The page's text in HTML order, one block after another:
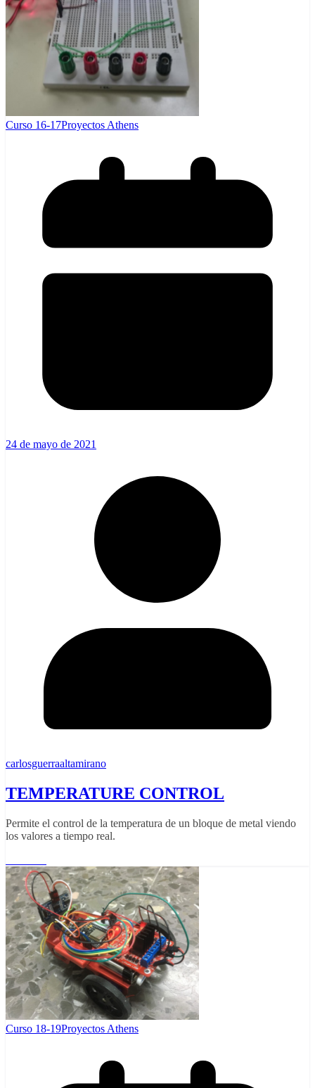
Curso 16-17Proyectos Athens
24 de mayo de 2021
carlosguerraaltamirano
TEMPERATURE CONTROL
Permite el control de la temperatura de un bloque de metal viendo
los valores a tiempo real.
Curso 18-19Proyectos Athens